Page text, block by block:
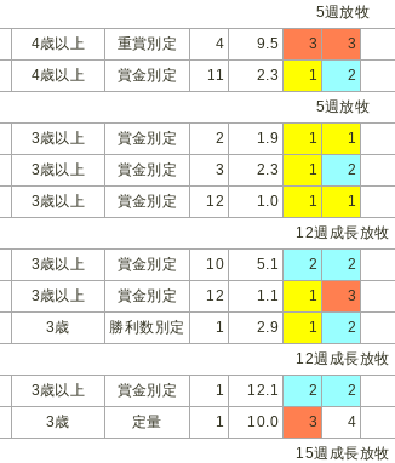
5週放牧
4歳以上 重賞別定 4 9.5 3 3
4歳以上 賞金別定 11 2.3 1 2
5週放牧
3歳以上 賞金別定 2 1.9 1 1
3歳以上 賞金別定 3 2.3 1 2
3歳以上 賞金別定 12 1.0 1 1
12週成長放牧
3歳以上 賞金別定 10 5.1 2 2
3歳以上 賞金別定 12 1.1 1 3
3歳 勝利数別定 1 2.9 1 2
12週成長放牧
3歳以上 賞金別定 1 12.1 2 2
3歳 定量 1 10.0 3 4
15週成長放牧